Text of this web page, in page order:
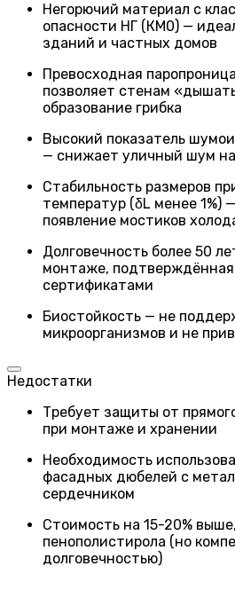
Негорючий материал с
опасности НГ (КМ0) —
зданий и частных домов
Превосходная
позволяет стенам
образование грибка
Высокий показатель
— снижает уличный шум
Стабильность размеров
температур (δL менее 1%)
появление мостиков
Долговечность более 50
монтаже,
сертификатами
Биостойкость — не
микроорганизмов и не
Недостатки
Требует защиты от
при монтаже и хранении
Необходимость
фасадных дюбелей с
сердечником
Стоимость на 15-20%
пенополистирола (но
долговечностью)